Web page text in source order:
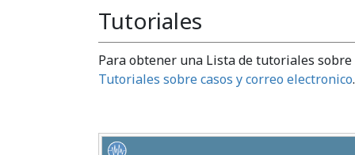
Tutoriales
Para obtener una Lista de tutoriales
Tutoriales sobre casos y correo electronico.